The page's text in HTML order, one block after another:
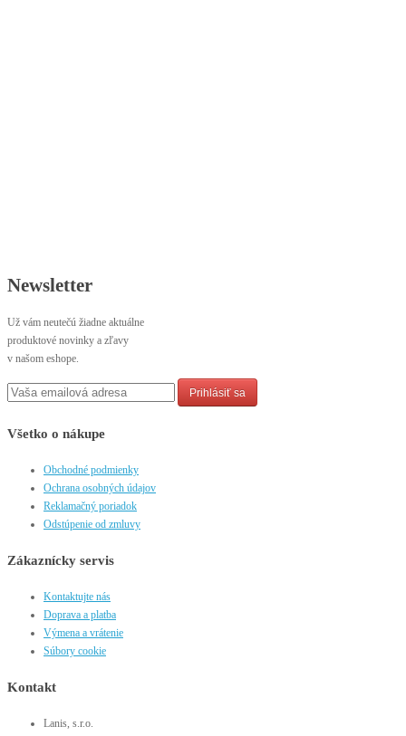
Newsletter
Už vám neutečú žiadne aktuálne
produktové novinky a zľavy
v našom eshope.
Prihlásiť sa
Všetko o nákupe
Obchodné podmienky
Ochrana osobných údajov
Reklamačný poriadok
Odstúpenie od zmluvy
Zákaznícky servis
Kontaktujte nás
Doprava a platba
Výmena a vrátenie
Súbory cookie
Kontakt
Lanis, s.r.o.